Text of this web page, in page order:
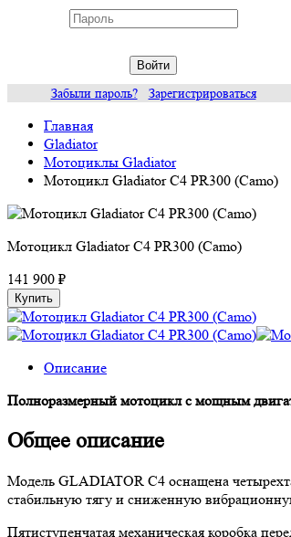
Войти
Забыли пароль? Зарегистрироваться
Главная
Gladiator
Мотоциклы Gladiator
Мотоцикл Gladiator C4 PR300 (Camo)
Мотоцикл Gladiator C4 PR300 (Camo)
141 900 ₽
Купить
Описание
Полноразмерный мотоцикл с мощным
Общее описание
Модель GLADIATOR C4 оснащена
стабильную тягу и сниженную
Пятиступенчатая механическая коробка